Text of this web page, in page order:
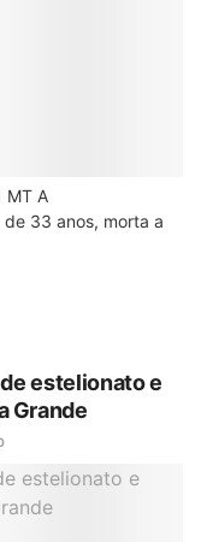
MT A
33 anos, morta a
estelionato e
Grande